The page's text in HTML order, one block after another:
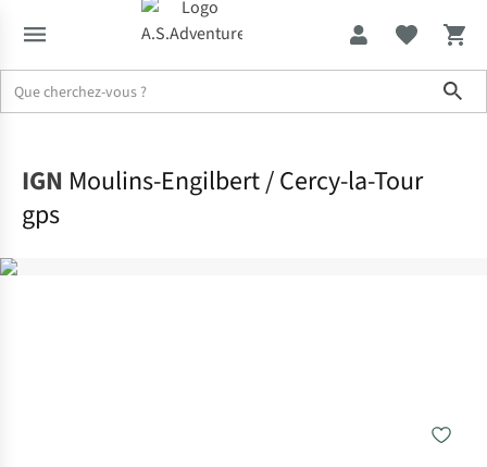
IGN Moulins-Engilbert / Cercy-la-Tour
gps